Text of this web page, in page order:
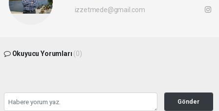
izzetmede@gmail.com
Okuyucu Yorumları (0)
Gönder